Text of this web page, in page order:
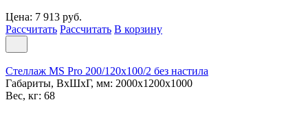
Цена: 7 913 руб.
Рассчитать Рассчитать В корзину
Стеллаж MS Pro 200/120x100/2 без настила
Габариты, ВxШxГ, мм: 2000x1200x1000
Вес, кг: 68